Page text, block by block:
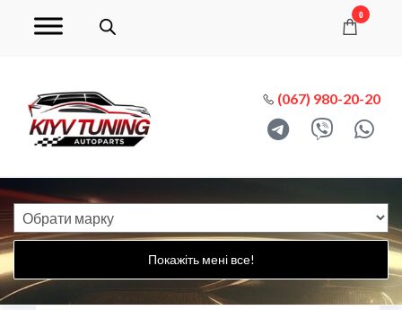
0
(067) 980-20-20
Покажіть мені все!